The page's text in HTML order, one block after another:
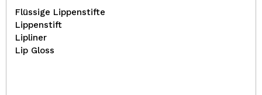
Flüssige Lippenstifte
Lippenstift
Lipliner
Lip Gloss